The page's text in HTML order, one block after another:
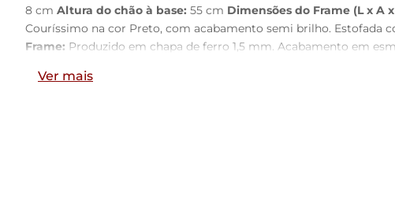
8 cm Altura do chão à base: 55 cm Dimensões do Frame (L x A x
Couríssimo na cor Preto, com acabamento semi brilho. Estofada
Frame: Produzido em chapa de ferro 1,5 mm. Acabamento em
tecidos. - A limpeza deve ser feita com pano levemente
escadas/elevadores ou pelo transporte por guincho em
Ver mais